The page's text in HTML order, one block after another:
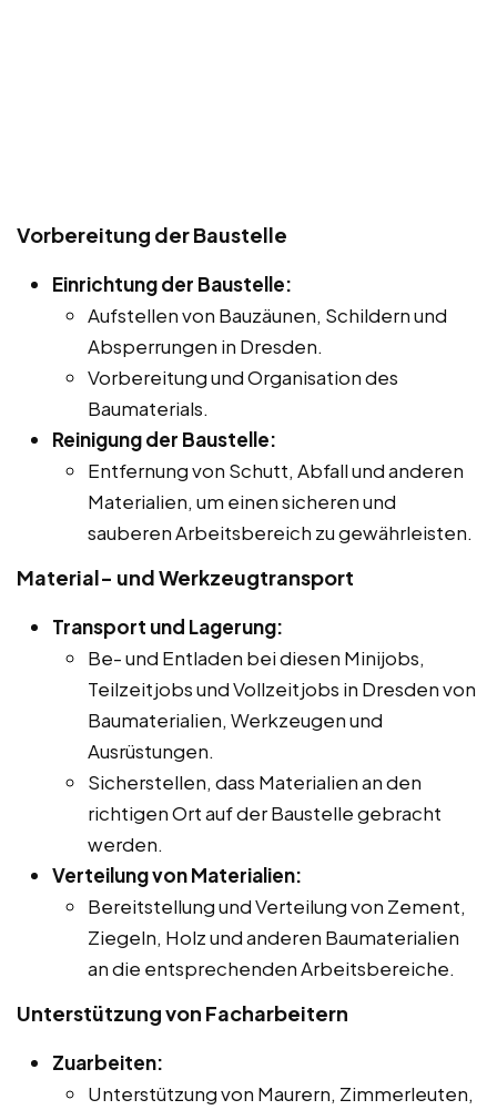
Vorbereitung der Baustelle
Einrichtung der Baustelle:
Aufstellen von Bauzäunen, Schildern und
Absperrungen in Dresden.
Vorbereitung und Organisation des
Baumaterials.
Reinigung der Baustelle:
Entfernung von Schutt, Abfall und anderen
Materialien, um einen sicheren und
sauberen Arbeitsbereich zu gewährleisten.
Material- und Werkzeugtransport
Transport und Lagerung:
Be- und Entladen bei diesen Minijobs,
Teilzeitjobs und Vollzeitjobs in Dresden von
Baumaterialien, Werkzeugen und
Ausrüstungen.
Sicherstellen, dass Materialien an den
richtigen Ort auf der Baustelle gebracht
werden.
Verteilung von Materialien:
Bereitstellung und Verteilung von Zement,
Ziegeln, Holz und anderen Baumaterialien
an die entsprechenden Arbeitsbereiche.
Unterstützung von Facharbeitern
Zuarbeiten:
Unterstützung von Maurern, Zimmerleuten,